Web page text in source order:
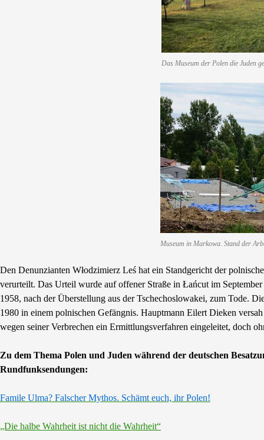
Das Museum der Polen die Juden
Museum in Markowa. Stand der
Den Denunzianten Włodzimierz Leś hat ein Standgericht der
verurteilt. Das Urteil wurde auf offener Straße in Łańcut im
1958, nach der Überstellung aus der Tschechoslowakei, zum Tode.
1980 in einem polnischen Gefängnis. Hauptmann Eilert Dieken
wegen seiner Verbrechen ein Ermittlungsverfahren eingeleitet, doch
Zu dem Thema Polen und Juden während der deutschen
Rundfunksendungen:
Famile Ulma? Falscher Mythos. Schämt euch, ihr Polen!
„Die halbe Wahrheit ist nicht die Wahrheit“